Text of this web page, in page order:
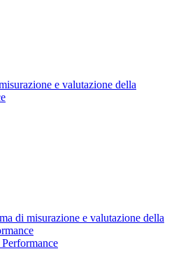
e valutazione della
di misurazione e valutazione della